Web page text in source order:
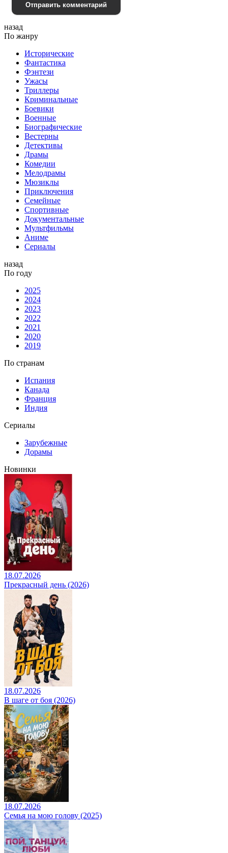
Отправить комментарий
назад
По жанру
Исторические
Фантастика
Фэнтези
Ужасы
Триллеры
Криминальные
Боевики
Военные
Биографические
Вестерны
Детективы
Драмы
Комедии
Мелодрамы
Мюзиклы
Приключения
Семейные
Спортивные
Документальные
Мультфильмы
Аниме
Сериалы
назад
По году
2025
2024
2023
2022
2021
2020
2019
По странам
Испания
Канада
Франция
Индия
Сериалы
Зарубежные
Дорамы
Новинки
18.07.2026
Прекрасный день (2026)
18.07.2026
В шаге от боя (2026)
18.07.2026
Семья на мою голову (2025)